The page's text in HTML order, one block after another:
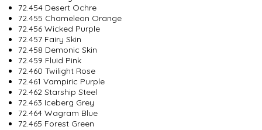
72.454 Desert Ochre
72.455 Chameleon Orange
72.456 Wicked Purple
72.457 Fairy Skin
72.458 Demonic Skin
72.459 Fluid Pink
72.460 Twilight Rose
72.461 Vampiric Purple
72.462 Starship Steel
72.463 Iceberg Grey
72.464 Wagram Blue
72.465 Forest Green